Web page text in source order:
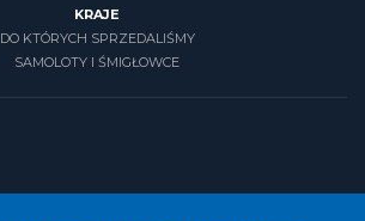
KRAJE
DO KTÓRYCH SPRZEDALIŚMY
SAMOLOTY I ŚMIGŁOWCE